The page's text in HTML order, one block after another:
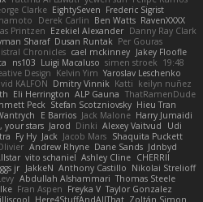
Clarke EightySeven Frederic Sigrist
Derek Carlin Ben Watts RavenXXXX
Printzen Ezekiel Alexander Danny Ray Clark
Sharaf Dusan Runtak Per Gouras
Chronicles cael mckinney Jakey Floofle
ns103 Luigi Macaluso simen stroek 19:48
Design Kelvin Yim Yaroslav Leschenko
KALFON Dmitry Vinnik Katti keilyn nuñez
Eli Herrington ALP Gauna ThatRamenDude
Peck Stefan Scotzniovsky Hieu Tran
E Barrios Jack Malone Harry Jumaidi
your stars Jarod Dinki Alexey Vaitvud
Udi
Fy Hy Jack Jacob Mars Shaquita Puckett
Andrew Rhyne Dane Sands Jdnbyd
vito schaniel Ashley Cline CHERRII
jr JakkeN Anthony Castillo Nikolai Strelioff
Abdullah Alshammari Thomas Steele
Fran Aspen Freyka V Taylor Gonzalez
Here4StuffAndAllThat Zoltán Simon